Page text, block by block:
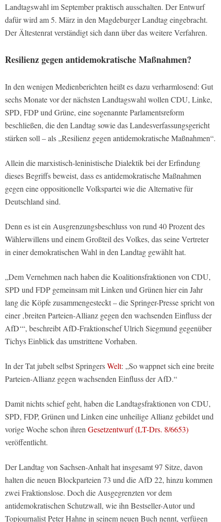
Landtagswahl im September praktisch ausschalten. Der Entwurf
dafür wird am 5. März in den Magdeburger Landtag eingebracht.
Der Ältestenrat verständigt sich dann über das weitere Verfahren.
Resilienz gegen antidemokratische Maßnahmen?
In den wenigen Medienberichten heißt es dazu verharmlosend: Gut
sechs Monate vor der nächsten Landtagswahl wollen CDU, Linke,
SPD, FDP und Grüne, eine sogenannte Parlamentsreform
beschließen, die den Landtag sowie das Landesverfassungsgericht
stärken soll – als „Resilienz gegen antidemokratische Maßnahmen“.
Allein die marxistisch-leninistische Dialektik bei der Erfindung
dieses Begriffs beweist, dass es antidemokratische Maßnahmen
gegen eine oppositionelle Volkspartei wie die Alternative für
Deutschland sind.
Denn es ist ein Ausgrenzungsbeschluss von rund 40 Prozent des
Wählerwillens und einem Großteil des Volkes, das seine Vertreter
in einer demokratischen Wahl in den Landtag gewählt hat.
„Dem Vernehmen nach haben die Koalitionsfraktionen von CDU,
SPD und FDP gemeinsam mit Linken und Grünen hier ein Jahr
lang die Köpfe zusammengesteckt – die Springer-Presse spricht von
einer ‚breiten Parteien-Allianz gegen den wachsenden Einfluss der
AfD‘“, beschreibt AfD-Fraktionschef Ulrich Siegmund gegenüber
Tichys Einblick das umstrittene Vorhaben.
In der Tat jubelt selbst SpringersWelt: „So wappnet sich eine breite
Parteien-Allianz gegen wachsenden Einfluss der AfD.“
Damit nichts schief geht, haben die Landtagsfraktionen von CDU,
SPD, FDP, Grünen und Linken eine unheilige Allianz gebildet und
vorige Woche schon ihren Gesetzentwurf (LT-Drs. 8/6653)
veröffentlicht.
Der Landtag von Sachsen-Anhalt hat insgesamt 97 Sitze, davon
halten die neuen Blockparteien 73 und die AfD 22, hinzu kommen
zwei Fraktionslose. Doch die Ausgegrenzten vor dem
antidemokratischen Schutzwall, wie ihn Bestseller-Autor und
Topjournalist Peter Hahne in seinem neuen Buch nennt, verfügen